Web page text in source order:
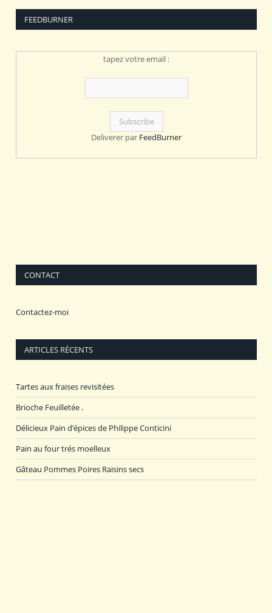
FEEDBURNER
tapez votre email :
Deliverer par FeedBurner
CONTACT
Contactez-moi
ARTICLES RÉCENTS
Tartes aux fraises revisitées
Brioche Feuilletée .
Délicieux Pain d’épices de Philippe Conticini
Pain au four trés moelleux
Gâteau Pommes Poires Raisins secs